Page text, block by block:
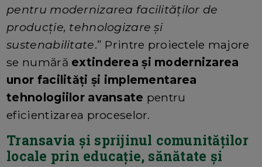
pentru modernizarea facilităților de
producție, tehnologizare și
sustenabilitate.” Printre proiectele majore
se numără extinderea și modernizarea
unor facilități și implementarea
tehnologiilor avansate pentru
eficientizarea proceselor.
Transavia și sprijinul comunităților
locale prin educație, sănătate și